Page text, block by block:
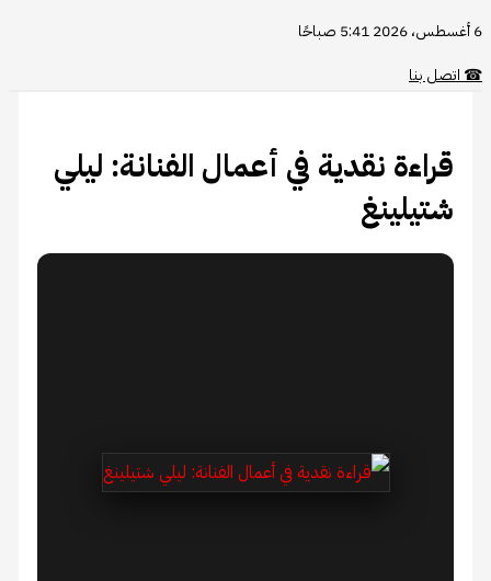
6 أغسطس، 2026 5:41 صباحًا
☎اتصل بنا
قراءة نقدية في أعمال الفنانة: ليلي
شتيلينغ